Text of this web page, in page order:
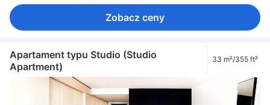
Zobacz ceny
Apartament typu Studio (Studio
Apartment)
33 m²/355 ft²